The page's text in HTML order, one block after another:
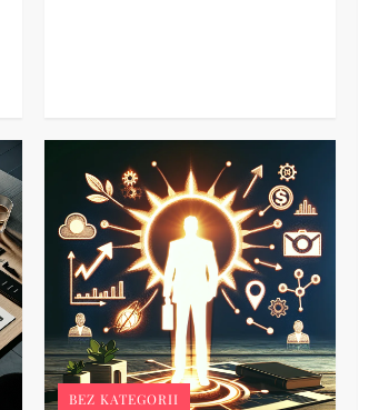
BEZ KATEGORII